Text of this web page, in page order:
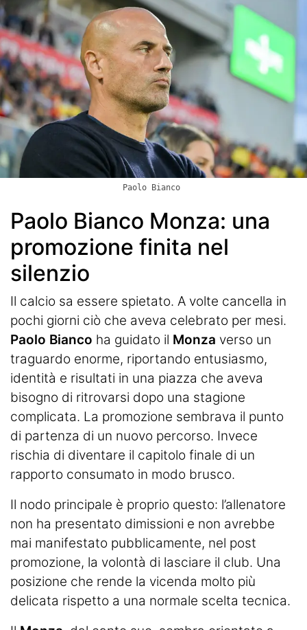
Paolo Bianco
Paolo Bianco Monza: una
promozione finita nel
silenzio
Il calcio sa essere spietato. A volte cancella in
pochi giorni ciò che aveva celebrato per mesi.
Paolo Bianco ha guidato il Monza verso un
traguardo enorme, riportando entusiasmo,
identità e risultati in una piazza che aveva
bisogno di ritrovarsi dopo una stagione
complicata. La promozione sembrava il punto
di partenza di un nuovo percorso. Invece
rischia di diventare il capitolo finale di un
rapporto consumato in modo brusco.
Il nodo principale è proprio questo: l’allenatore
non ha presentato dimissioni e non avrebbe
mai manifestato pubblicamente, nel post
promozione, la volontà di lasciare il club. Una
posizione che rende la vicenda molto più
delicata rispetto a una normale scelta tecnica.